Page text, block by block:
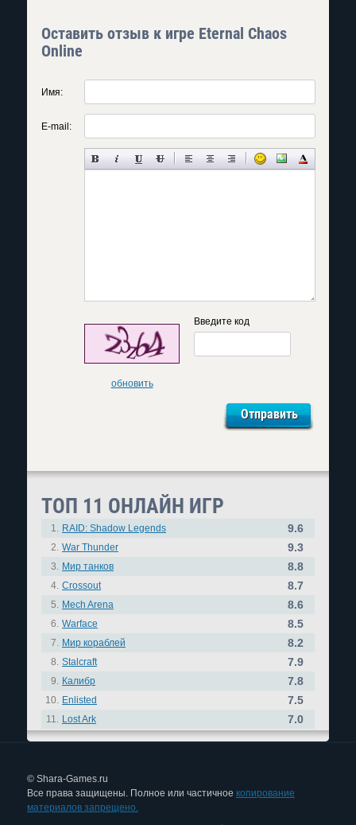
Оставить отзыв к игре Eternal Chaos
Online
Имя:
E-mail:
обновить
Введите код
ТОП 11 ОНЛАЙН ИГР
1. RAID: Shadow Legends 9.6
2. War Thunder 9.3
3. Мир танков 8.8
4. Crossout 8.7
5. Mech Arena 8.6
6. Warface 8.5
7. Мир кораблей 8.2
8. Stalcraft 7.9
9. Калибр 7.8
10. Enlisted 7.5
11. Lost Ark 7.0
© Shara-Games.ru
Все права защищены. Полное или частичное копирование
материалов запрещено.